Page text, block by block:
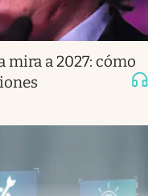
mira a 2027: cómo